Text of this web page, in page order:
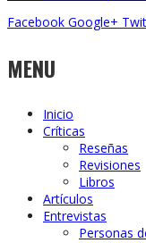
Facebook Google+
MENU
Inicio
Críticas
Reseñas
Revisiones
Libros
Artículos
Entrevistas
Personas